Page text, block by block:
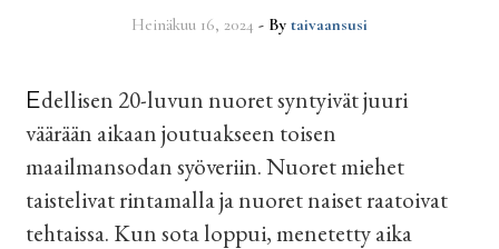
Heinäkuu 16, 2024 - By taivaansusi
Edellisen 20-luvun nuoret syntyivät juuri
väärään aikaan joutuakseen toisen
maailmansodan syöveriin. Nuoret miehet
taistelivat rintamalla ja nuoret naiset raatoivat
tehtaissa. Kun sota loppui, menetetty aika